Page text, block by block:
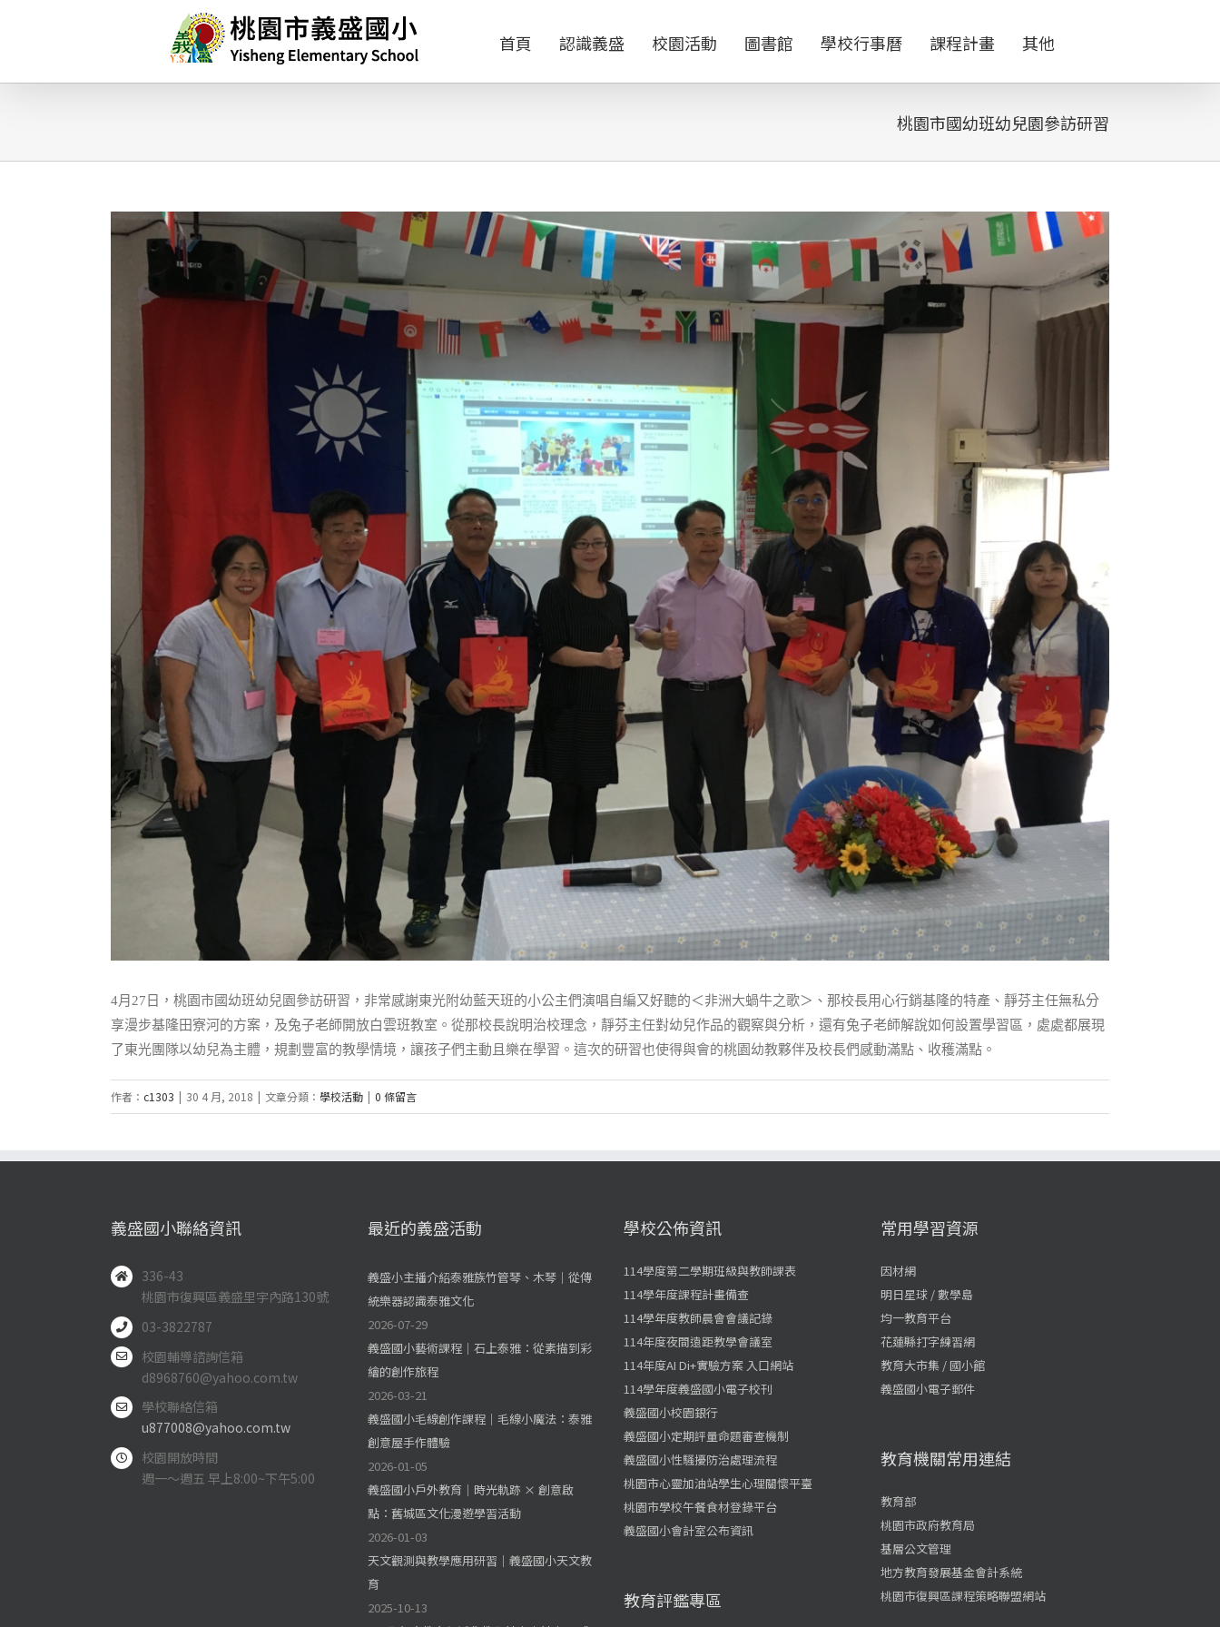
容
首頁 認識義盛 校園活動 圖書館 學校行事曆 課程計畫 其他
桃園市國幼班幼兒園參訪研習
4月27日，桃園市國幼班幼兒園參訪研習，非常感謝東光附幼藍天班的小公主們演唱自編又好聽的＜非洲大蝸牛之歌＞、那校長用心行銷基隆的特產、靜芬主任無私分
享漫步基隆田寮河的方案，及兔子老師開放白雲班教室。從那校長說明治校理念，靜芬主任對幼兒作品的觀察與分析，還有兔子老師解說如何設置學習區，處處都展現
了東光團隊以幼兒為主體，規劃豐富的教學情境，讓孩子們主動且樂在學習。這次的研習也使得與會的桃園幼教夥伴及校長們感動滿點、收穫滿點。
作者： c1303 | 30 4 月, 2018 | 文章分類： 學校活動 | 0 條留言
義盛國小聯絡資訊
336-43
桃園市復興區義盛里宇內路130號
03-3822787
校園輔導諮詢信箱
d8968760@yahoo.com.tw
學校聯絡信箱
u877008@yahoo.com.tw
校園開放時間
週一～週五 早上8:00~下午5:00
最近的義盛活動
義盛小主播介紹泰雅族竹管琴、木琴｜從傳
統樂器認識泰雅文化
2026-07-29
義盛國小藝術課程｜石上泰雅：從素描到彩
繪的創作旅程
2026-03-21
義盛國小毛線創作課程｜毛線小魔法：泰雅
創意屋手作體驗
2026-01-05
義盛國小戶外教育｜時光軌跡 × 創意啟
點：舊城區文化漫遊學習活動
2026-01-03
天文觀測與教學應用研習｜義盛國小天文教
育
2025-10-13
學校公佈資訊
114學度第二學期班級與教師課表
114學年度課程計畫備查
114學年度教師晨會會議記錄
114年度夜間遠距教學會議室
114年度AI Di+實驗方案 入口網站
114學年度義盛國小電子校刊
義盛國小校園銀行
義盛國小定期評量命題審查機制
義盛國小性騷擾防治處理流程
桃園市心靈加油站學生心理關懷平臺
桃園市學校午餐食材登錄平台
義盛國小會計室公布資訊
教育評鑑專區
常用學習資源
因材網
明日星球 / 數學島
均一教育平台
花蓮縣打字練習網
教育大市集 / 國小館
義盛國小電子郵件
教育機關常用連結
教育部
桃園市政府教育局
基層公文管理
地方教育發展基金會計系統
桃園市復興區課程策略聯盟網站